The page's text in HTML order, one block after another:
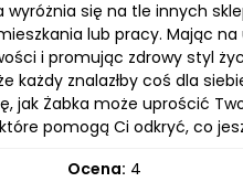
się na tle innych
lub pracy. Mając
i promując zdrowy styl
każdy znalazłby coś dla
jak Żabka może uprościć
pomogą Ci odkryć, co
Ocena: 4